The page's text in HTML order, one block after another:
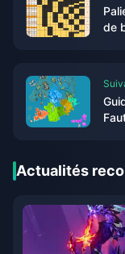
de
Actualités